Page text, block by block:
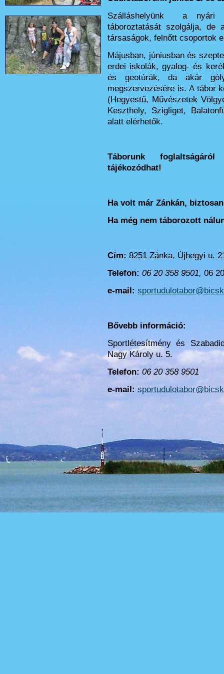
Szálláshelyünk a nyári
táboroztatását szolgálja, de
társaságok, felnőtt csoportok
Májusban, júniusban és
erdei iskolák, gyalog- és
és geotúrák, da akár
megszervezésére is. A tábor
(Hegyestű, Művészetek
Keszthely, Szigliget,
alatt elérhetők.
Táborunk
tájékozódhat!
Ha volt már Zánkán,
Ha még nem táborozott
Cím: 8251 Zánka, Újhegyi u.
Telefon: 06 20 358 9501, 06
e-mail:
Bővebb információ:
Sportlétesítmény és
Nagy Károly u. 5.
Telefon: 06 20 358 9501
e-mail: